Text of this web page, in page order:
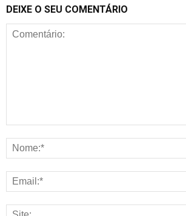
DEIXE O SEU COMENTÁRIO